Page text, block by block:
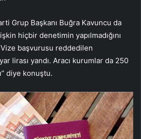
Grup Başkanı Buğra Kavuncu da
hiçbir denetimin yapılmadığını
başvurusu reddedilen
lirası yandı. Aracı kurumlar da 250
diye konuştu.